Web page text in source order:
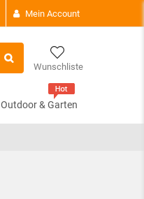
Mein Account
Wunschliste
Outdoor & Garten
There are0